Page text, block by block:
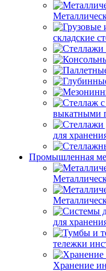
складские
выкатными
для
Промышленная
для
тележки
Хранение